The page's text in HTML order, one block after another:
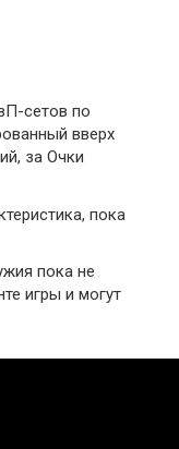
сетов по
вверх
за Очки
пока
пока не
игры и могут